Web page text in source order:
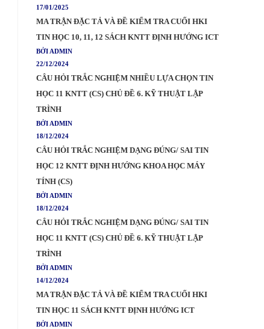
17/01/2025
MA TRẬN ĐẶC TẢ VÀ ĐỀ KIỂM TRA CUỐI HKI
TIN HỌC 10, 11, 12 SÁCH KNTT ĐỊNH HƯỚNG ICT
BỞI ADMIN
22/12/2024
CÂU HỎI TRẮC NGHIỆM NHIỀU LỰA CHỌN TIN
HỌC 11 KNTT (CS) CHỦ ĐỀ 6. KỸ THUẬT LẬP
TRÌNH
BỞI ADMIN
18/12/2024
CÂU HỎI TRẮC NGHIỆM DẠNG ĐÚNG/ SAI TIN
HỌC 12 KNTT ĐỊNH HƯỚNG KHOA HỌC MÁY
TÍNH (CS)
BỞI ADMIN
18/12/2024
CÂU HỎI TRẮC NGHIỆM DẠNG ĐÚNG/ SAI TIN
HỌC 11 KNTT (CS) CHỦ ĐỀ 6. KỸ THUẬT LẬP
TRÌNH
BỞI ADMIN
14/12/2024
MA TRẬN ĐẶC TẢ VÀ ĐỀ KIỂM TRA CUỐI HKI
TIN HỌC 11 SÁCH KNTT ĐỊNH HƯỚNG ICT
BỞI ADMIN